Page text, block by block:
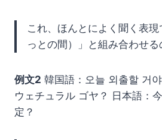
これ、ほんとによく聞く表
っとの間）」と組み合わせる
例文2 韓国語：오늘 외출할 거
ウェチュラル ゴヤ？ 日本語：
定？